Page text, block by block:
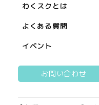
わくスクとは
よくある質問
イベント
お問い合わせ